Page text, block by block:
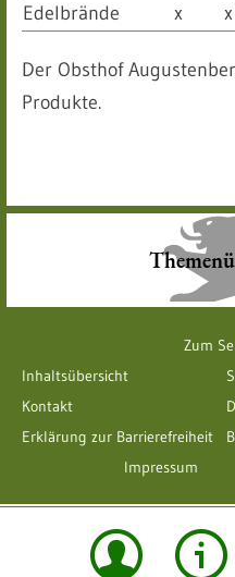
Edelbrände
x x
Der Obsthof
Produkte.
Zum
Inhaltsübersicht
Kontakt
Erklärung zur Barrierefreiheit
Impressum